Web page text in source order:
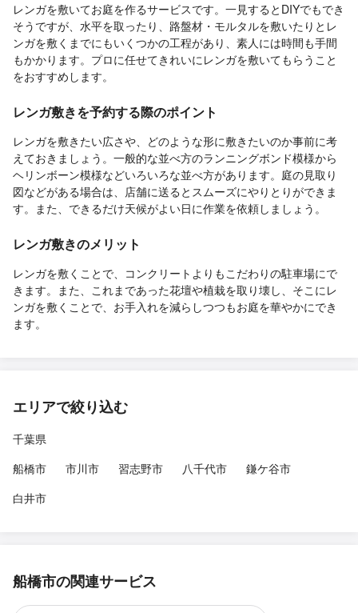
レンガを敷いてお庭を作るサービスです。一見するとDIYでもでき
そうですが、水平を取ったり、路盤材・モルタルを敷いたりとレ
ンガを敷くまでにもいくつかの工程があり、素人には時間も手間
もかかります。プロに任せてきれいにレンガを敷いてもらうこと
をおすすめします。
レンガ敷きを予約する際のポイント
レンガを敷きたい広さや、どのような形に敷きたいのか事前に考
えておきましょう。一般的な並べ方のランニングボンド模様から
ヘリンボーン模様などいろいろな並べ方があります。庭の見取り
図などがある場合は、店舗に送るとスムーズにやりとりができま
す。また、できるだけ天候がよい日に作業を依頼しましょう。
レンガ敷きのメリット
レンガを敷くことで、コンクリートよりもこだわりの駐車場にで
きます。また、これまであった花壇や植栽を取り壊し、そこにレ
ンガを敷くことで、お手入れを減らしつつもお庭を華やかにでき
ます。
エリアで絞り込む
千葉県
船橋市
市川市 習志野市 八千代市
鎌ケ谷市
白井市
船橋市の関連サービス